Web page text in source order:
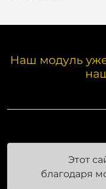
Наш модуль
Этот
благодаря